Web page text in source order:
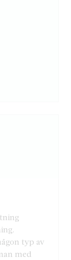
typ av
med